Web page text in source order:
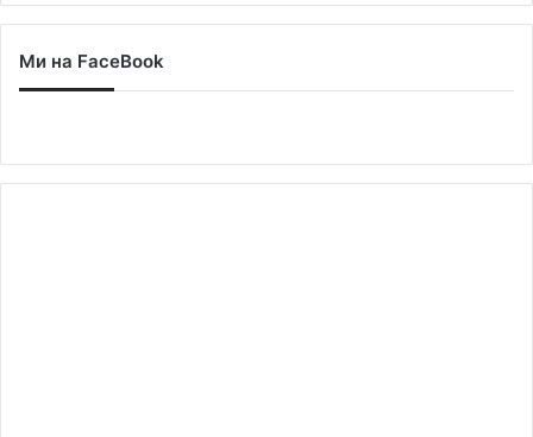
Ми на FaceBook